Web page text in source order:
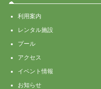
利用案内
レンタル施設
プール
アクセス
イベント情報
お知らせ